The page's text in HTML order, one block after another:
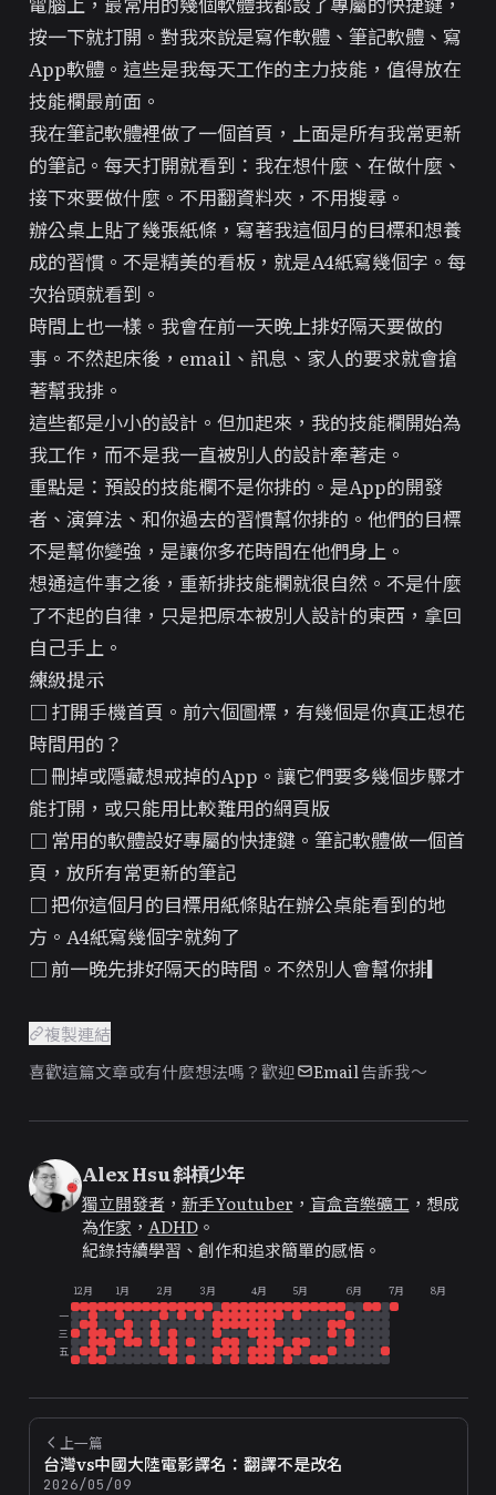
按一下就打開。對我來說是寫作軟體、筆記軟體、寫
App軟體。這些是我每天工作的主力技能，值得放在
技能欄最前面。
我在筆記軟體裡做了一個首頁，上面是所有我常更新
的筆記。每天打開就看到：我在想什麼、在做什麼、
接下來要做什麼。不用翻資料夾，不用搜尋。
辦公桌上貼了幾張紙條，寫著我這個月的目標和想養
成的習慣。不是精美的看板，就是A4紙寫幾個字。每
次抬頭就看到。
時間上也一樣。我會在前一天晚上排好隔天要做的
事。不然起床後，email、訊息、家人的要求就會搶
著幫我排。
這些都是小小的設計。但加起來，我的技能欄開始為
我工作，而不是我一直被別人的設計牽著走。
重點是：預設的技能欄不是你排的。是App的開發
者、演算法、和你過去的習慣幫你排的。他們的目標
不是幫你變強，是讓你多花時間在他們身上。
想通這件事之後，重新排技能欄就很自然。不是什麼
了不起的自律，只是把原本被別人設計的東西，拿回
自己手上。
練級提示
□ 打開手機首頁。前六個圖標，有幾個是你真正想花
時間用的？
□ 刪掉或隱藏想戒掉的App。讓它們要多幾個步驟才
能打開，或只能用比較難用的網頁版
□ 常用的軟體設好專屬的快捷鍵。筆記軟體做一個首
頁，放所有常更新的筆記
□ 把你這個月的目標用紙條貼在辦公桌能看到的地
方。A4紙寫幾個字就夠了
□ 前一晚先排好隔天的時間。不然別人會幫你排▎
複製連結
喜歡這篇文章或有什麼想法嗎？歡迎
Email告訴我～
Alex Hsu 斜槓少年
獨立開發者 ， 新手Youtuber ， 盲盒音樂礦工 ，想成
為作家 ， ADHD。
紀錄持續學習、創作和追求簡單的感悟。
12月 1月 2月 3月 4月 5月 6月 7月
8月
一
三
五
上一篇
台灣vs中國大陸電影譯名：翻譯不是改名
2026/05/09